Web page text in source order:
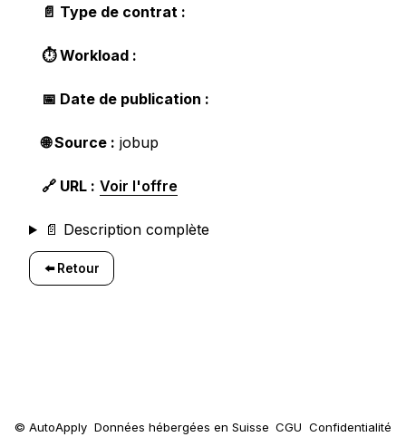
📄 Type de contrat :
⏱️ Workload :
📅 Date de publication :
🌐 Source : jobup
🔗 URL : Voir l'offre
📄 Description complète
⬅️ Retour
© AutoApply Données hébergées en Suisse CGU Confidentialité